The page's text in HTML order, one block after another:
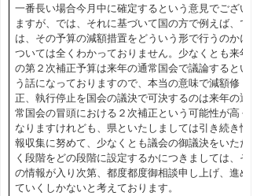
一番長い場合今月中に確定するという意見でござい
ますが、では、それに基づいて国の方で例えば、で
は、その予算の減額措置をどういう形で行うのかに
ついては全くわかっておりません。少なくとも来年
の第２次補正予算は来年の通常国会で議論するとい
う話になっておりますので、本当の意味で減額修
正、執行停止を国会の議決で可決するのは来年の通
常国会の冒頭における２次補正という可能性が高く
なりますけれども、県といたしましては引き続き情
報収集に努めて、少なくとも議会の御議決をいただ
く段階をどの段階に設定するかにつきましては、そ
の情報が入り次第、都度都度御相談申し上げ、進め
ていくしかないと考えております。